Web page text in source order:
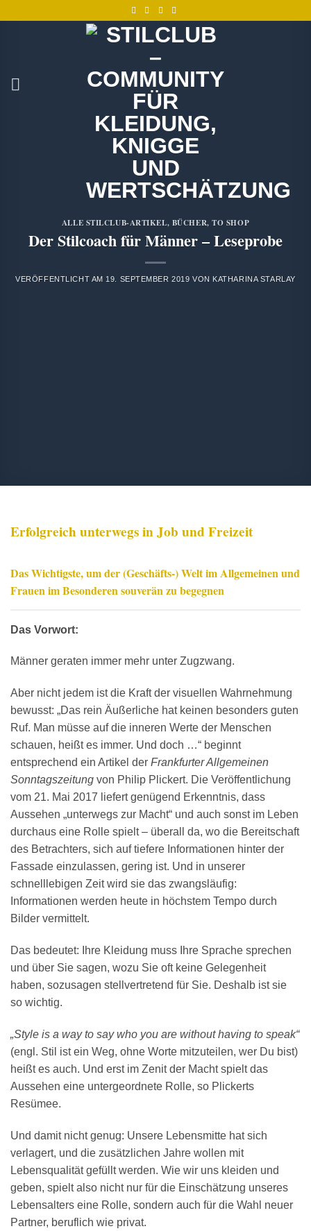
ALLE STILCLUB-ARTIKEL, BÜCHER,TO SHOP
Der Stilcoach für Männer – Leseprobe
VERÖFFENTLICHT AM 19. SEPTEMBER 2019 VON KATHARINA STARLAY
Erfolgreich unterwegs in Job und Freizeit
Das Wichtigste, um der (Geschäfts-) Welt im Allgemeinen und
Frauen im Besonderen souverän zu begegnen
Das Vorwort:
Männer geraten immer mehr unter Zugzwang.
Aber nicht jedem ist die Kraft der visuellen Wahrnehmung
bewusst: „Das rein Äußerliche hat keinen besonders guten
Ruf. Man müsse auf die inneren Werte der Menschen
schauen, heißt es immer. Und doch …“ beginnt
entsprechend ein Artikel der Frankfurter Allgemeinen
Sonntagszeitung von Philip Plickert. Die Veröffentlichung
vom 21. Mai 2017 liefert genügend Erkenntnis, dass
Aussehen „unterwegs zur Macht“ und auch sonst im Leben
durchaus eine Rolle spielt – überall da, wo die Bereitschaft
des Betrachters, sich auf tiefere Informationen hinter der
Fassade einzulassen, gering ist. Und in unserer
schnelllebigen Zeit wird sie das zwangsläufig:
Informationen werden heute in höchstem Tempo durch
Bilder vermittelt.
Das bedeutet: Ihre Kleidung muss Ihre Sprache sprechen
und über Sie sagen, wozu Sie oft keine Gelegenheit
haben, sozusagen stellvertretend für Sie. Deshalb ist sie
so wichtig.
„Style is a way to say who you are without having to speak“
(engl. Stil ist ein Weg, ohne Worte mitzuteilen, wer Du bist)
heißt es auch. Und erst im Zenit der Macht spielt das
Aussehen eine untergeordnete Rolle, so Plickerts
Resümee.
Und damit nicht genug: Unsere Lebensmitte hat sich
verlagert, und die zusätzlichen Jahre wollen mit
Lebensqualität gefüllt werden. Wie wir uns kleiden und
geben, spielt also nicht nur für die Einschätzung unseres
Lebensalters eine Rolle, sondern auch für die Wahl neuer
Partner, beruflich wie privat.